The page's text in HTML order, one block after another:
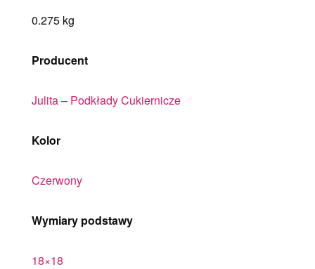
0.275 kg
Producent
Julita – Podkłady Cukiernicze
Kolor
Czerwony
Wymiary podstawy
18×18